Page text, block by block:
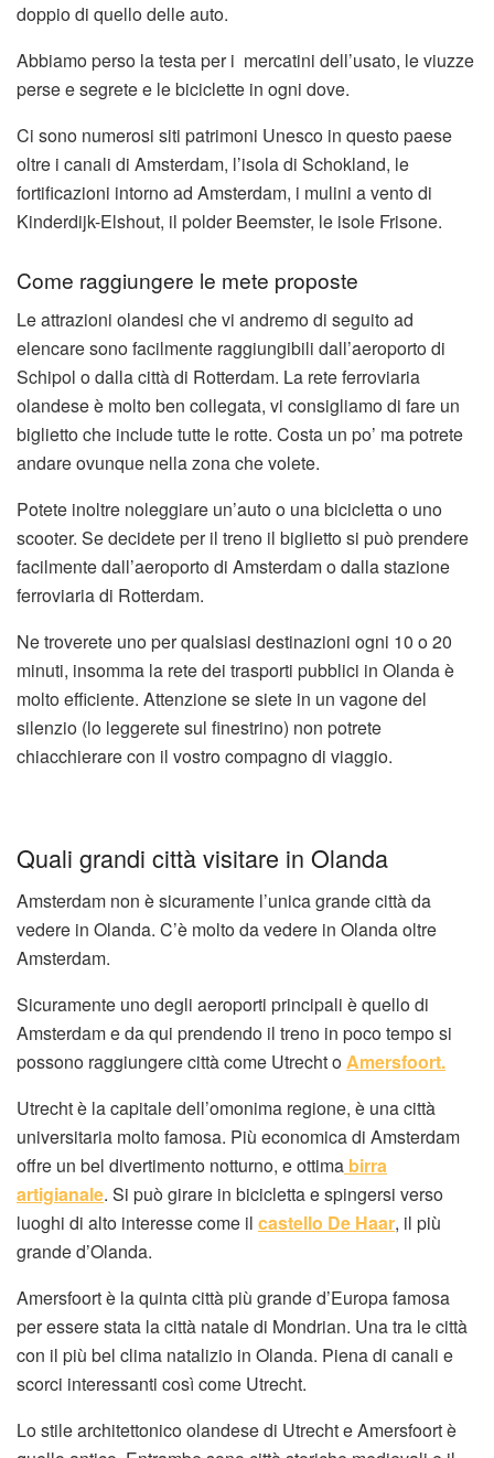
doppio di quello delle auto.
Abbiamo perso la testa per i mercatini dell’usato, le viuzze
perse e segrete e le biciclette in ogni dove.
Ci sono numerosi siti patrimoni Unesco in questo paese
oltre i canali di Amsterdam, l’isola di Schokland, le
fortificazioni intorno ad Amsterdam, i mulini a vento di
Kinderdijk-Elshout, il polder Beemster, le isole Frisone.
Come raggiungere le mete proposte
Le attrazioni olandesi che vi andremo di seguito ad
elencare sono facilmente raggiungibili dall’aeroporto di
Schipol o dalla città di Rotterdam. La rete ferroviaria
olandese è molto ben collegata, vi consigliamo di fare un
biglietto che include tutte le rotte. Costa un po’ ma potrete
andare ovunque nella zona che volete.
Potete inoltre noleggiare un’auto o una bicicletta o uno
scooter. Se decidete per il treno il biglietto si può prendere
facilmente dall’aeroporto di Amsterdam o dalla stazione
ferroviaria di Rotterdam.
Ne troverete uno per qualsiasi destinazioni ogni 10 o 20
minuti, insomma la rete dei trasporti pubblici in Olanda è
molto efficiente. Attenzione se siete in un vagone del
silenzio (lo leggerete sul finestrino) non potrete
chiacchierare con il vostro compagno di viaggio.
Quali grandi città visitare in Olanda
Amsterdam non è sicuramente l’unica grande città da
vedere in Olanda. C’è molto da vedere in Olanda oltre
Amsterdam.
Sicuramente uno degli aeroporti principali è quello di
Amsterdam e da qui prendendo il treno in poco tempo si
possono raggiungere città come Utrecht oAmersfoort.
Utrecht è la capitale dell’omonima regione, è una città
universitaria molto famosa. Più economica di Amsterdam
offre un bel divertimento notturno, e ottima birra
artigianale. Si può girare in bicicletta e spingersi verso
luoghi di alto interesse come il castello De Haar, il più
grande d’Olanda.
Amersfoort è la quinta città più grande d’Europa famosa
per essere stata la città natale di Mondrian. Una tra le città
con il più bel clima natalizio in Olanda. Piena di canali e
scorci interessanti così come Utrecht.
Lo stile architettonico olandese di Utrecht e Amersfoort è